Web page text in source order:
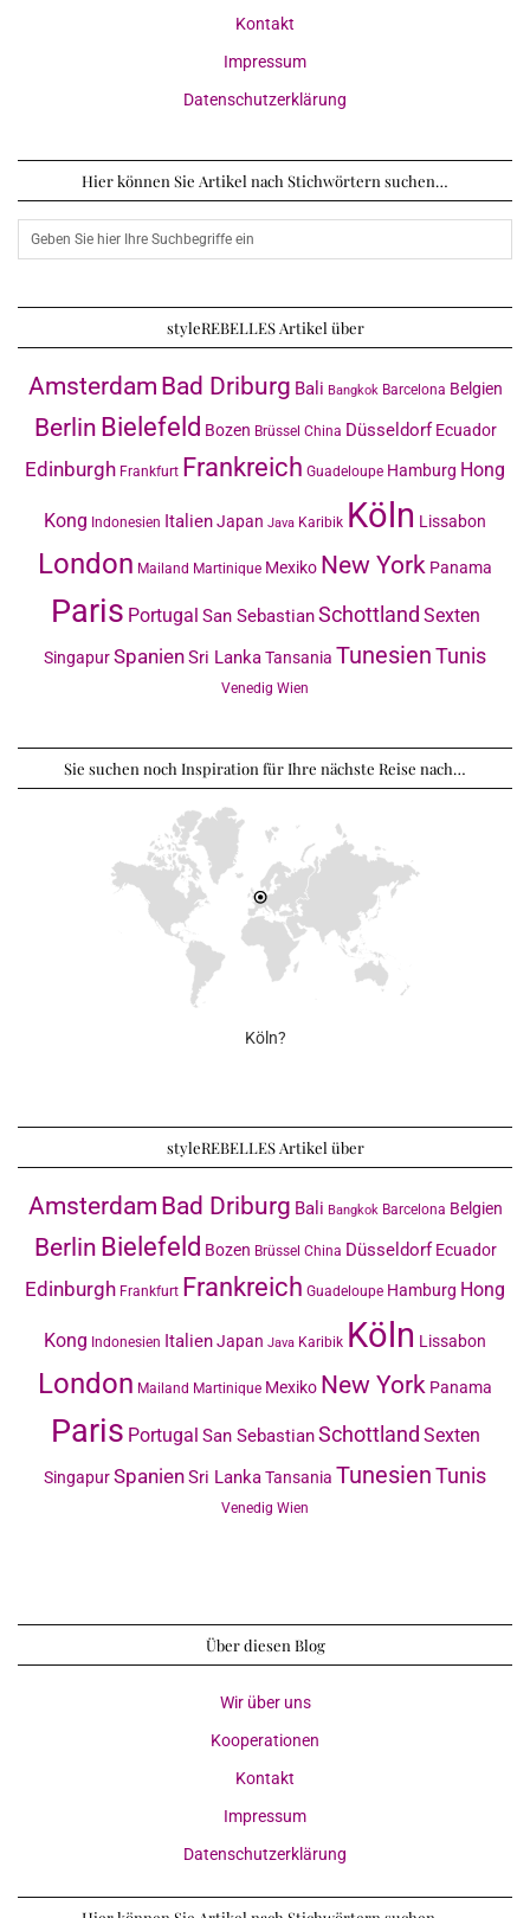
Kontakt
Impressum
Datenschutzerklärung
Hier können Sie Artikel nach Stichwörtern suchen…
styleREBELLES Artikel über
Amsterdam Bad Driburg Bali Bangkok Barcelona Belgien
Berlin Bielefeld Bozen Brüssel China Düsseldorf Ecuador
Edinburgh Frankfurt Frankreich Guadeloupe Hamburg Hong
Kong Indonesien ItalienJapan Java Karibik Köln Lissabon
London Mailand Martinique Mexiko New York Panama
Paris Portugal San SebastianSchottland Sexten
SingapurSpanienSri LankaTansania TunesienTunis
Venedig Wien
Sie suchen noch Inspiration für Ihre nächste Reise nach…
Köln?
styleREBELLES Artikel über
Amsterdam Bad Driburg Bali Bangkok Barcelona Belgien
Berlin Bielefeld Bozen Brüssel China Düsseldorf Ecuador
Edinburgh Frankfurt Frankreich Guadeloupe Hamburg Hong
Kong Indonesien ItalienJapan Java Karibik Köln Lissabon
London Mailand Martinique Mexiko New York Panama
Paris Portugal San SebastianSchottland Sexten
SingapurSpanienSri LankaTansania TunesienTunis
Venedig Wien
Über diesen Blog
Wir über uns
Kooperationen
Kontakt
Impressum
Datenschutzerklärung